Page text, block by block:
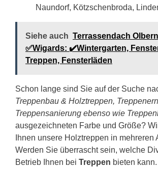
Naundorf, Kötzschenbroda,
Siehe auch Terrassendach
✅Wigards: ✔️Wintergarten,
Treppen, Fensterläden
Schon lange sind Sie auf der Suche
Treppenbau & Holztreppen,
Treppensanierung ebenso wie
ausgezeichneten Farbe und Größe?
Ihnen unsere Holztreppen in mehreren
Werden Sie überrascht sein, welche
Betrieb Ihnen bei Treppen bieten